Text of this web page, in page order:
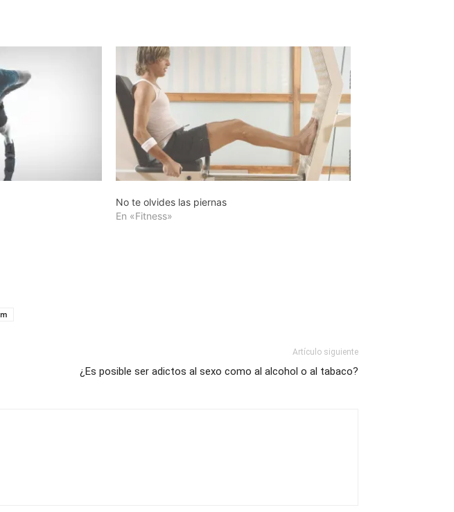
No te olvides las piernas
En «Fitness»
Artículo siguiente
¿Es posible ser adictos al sexo como al alcohol o al tabaco?